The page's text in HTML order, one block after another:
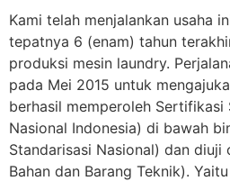
Kami telah menjalankan usaha
tepatnya 6 (enam) tahun
produksi mesin laundry.
pada Mei 2015 untuk
berhasil memperoleh Sertifikasi
Nasional Indonesia) di bawah
Standarisasi Nasional) dan diuji
Bahan dan Barang Teknik).